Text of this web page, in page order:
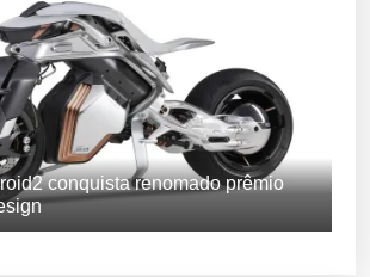
conquista renomado prêmio